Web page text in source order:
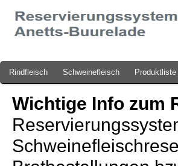
Rindfleisch Schweinefleisch Produktliste
Wichtige Info zum